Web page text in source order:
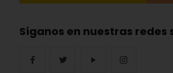
Síganos en nuestras redes